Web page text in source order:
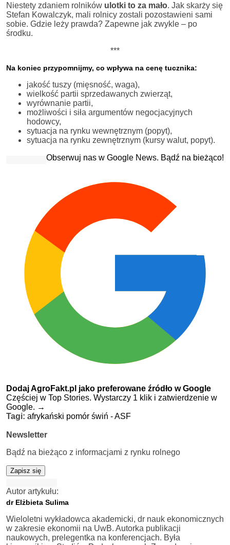
Niestety zdaniem rolników ulotki to za mało. Jak skarży się
Stefan Kowalczyk, mali rolnicy zostali pozostawieni sami
sobie. Gdzie leży prawda? Zapewne jak zwykle – po
środku.
***
Na koniec przypomnijmy, co wpływa na cenę tucznika:
jakość tuszy (mięsność, waga),
wielkość partii sprzedawanych zwierząt,
wyrównanie partii,
możliwości i siła argumentów negocjacyjnych
hodowcy,
sytuacja na rynku wewnętrznym (popyt),
sytuacja na rynku zewnętrznym (kursy walut, popyt).
Obserwuj nas w Google News. Bądź na bieżąco!
Dodaj AgroFakt.pl jako preferowane źródło w Google
Częściej w Top Stories. Wystarczy 1 klik i zatwierdzenie w
Google. →
Tagi: afrykański pomór świń - ASF
Newsletter
Bądź na bieżąco z informacjami z rynku rolnego
Zapisz się
Autor artykułu:
dr Elżbieta Sulima
Wieloletni wykładowca akademicki, dr nauk ekonomicznych
w zakresie ekonomii na UwB. Autorka publikacji
naukowych, prelegentka na konferencjach. Była